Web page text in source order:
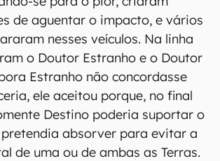
de aguentar o impacto, e vários
nesses veículos. Na linha
o Doutor Estranho e o Doutor
Estranho não concordasse
ele aceitou porque, no final
Destino poderia suportar o
pretendia absorver para evitar a
de uma ou de ambas as Terras.